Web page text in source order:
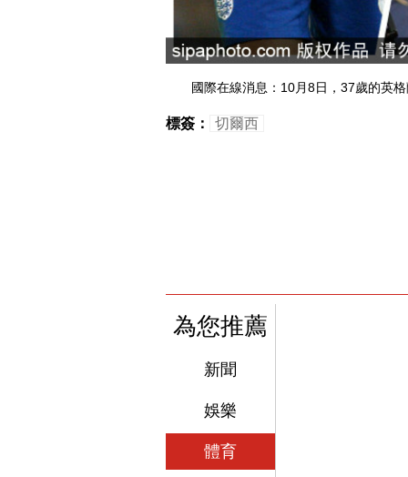
國際在線消息：10月8日，37歲的英格
標簽： 切爾西
為您推薦
新聞
娛樂
體育